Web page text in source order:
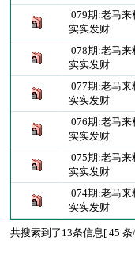
079期:老马
实实发财
078期:老马
实实发财
077期:老马
实实发财
076期:老马
实实发财
075期:老马
实实发财
074期:老马
实实发财
共搜索到了13条信息[ 45